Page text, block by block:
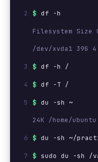
$ df -h
Filesystem Size
/dev/xvda1 39G
$ df -h /
$ df -T /
$ du -sh ~
24K /home/ubuntu
$ du -sh ~/
$ sudo du -sh /